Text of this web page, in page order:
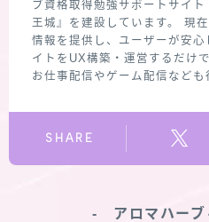
ブ資格取得勉強サポートサイ
王城』を建設しています。 現
情報を提供し、ユーザーが安
イトをUX構築・運営するだけ
お仕事配信やゲーム配信なども
SHARE
‐ アロマハー